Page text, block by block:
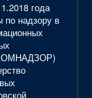
года
надзору в